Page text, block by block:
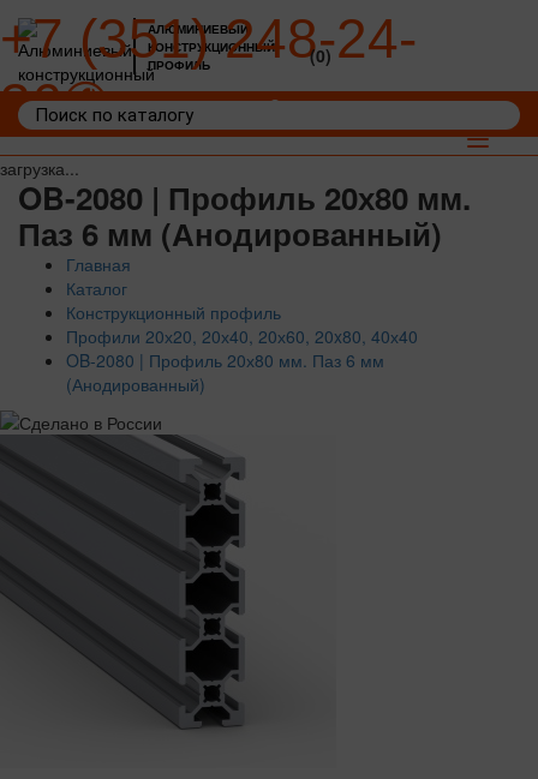
загрузка...
АЛЮМИНИЕВЫЙ
КОНСТРУКЦИОННЫЙ
ПРОФИЛЬ
+7 (351) 248-24-
36
(0)
Toggle
OB-2080 | Профиль 20х80 мм.
Паз 6 мм (Анодированный)
Главная
Каталог
Конструкционный профиль
Профили 20х20, 20х40, 20х60, 20x80, 40х40
OB-2080 | Профиль 20х80 мм. Паз 6 мм
(Анодированный)